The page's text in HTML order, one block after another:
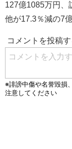
127億1085万円、
他が17.3％減の7